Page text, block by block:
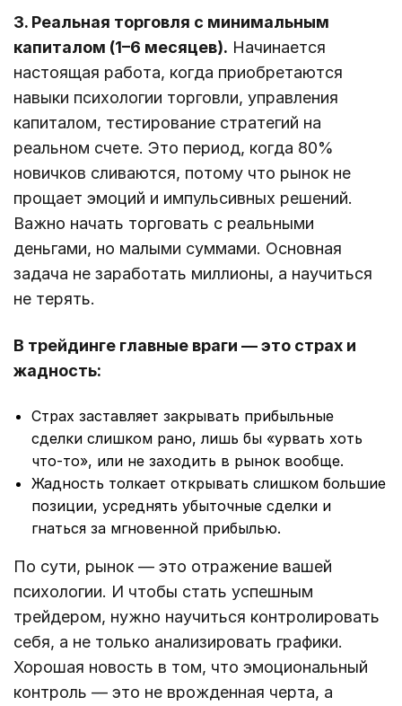
3. Реальная торговля с минимальным
капиталом (1–6 месяцев). Начинается
настоящая работа, когда приобретаются
навыки психологии торговли, управления
капиталом, тестирование стратегий на
реальном счете. Это период, когда 80%
новичков сливаются, потому что рынок не
прощает эмоций и импульсивных решений.
Важно начать торговать с реальными
деньгами, но малыми суммами. Основная
задача не заработать миллионы, а научиться
не терять.
В трейдинге главные враги — это страх и
жадность:
Страх заставляет закрывать прибыльные
сделки слишком рано, лишь бы «урвать хоть
что-то», или не заходить в рынок вообще.
Жадность толкает открывать слишком большие
позиции, усреднять убыточные сделки и
гнаться за мгновенной прибылью.
По сути, рынок — это отражение вашей
психологии. И чтобы стать успешным
трейдером, нужно научиться контролировать
себя, а не только анализировать графики.
Хорошая новость в том, что эмоциональный
контроль — это не врожденная черта, а